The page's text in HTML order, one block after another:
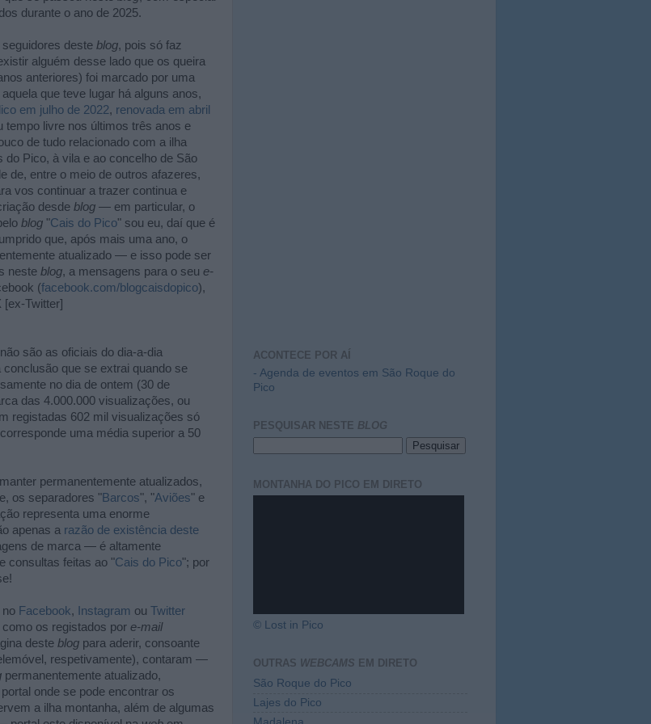
durante o ano de 2025.
deste blog, pois só faz
alguém desse lado que os queira
anteriores) foi marcado por uma
aquela que teve lugar há alguns anos,
em julho de 2022, renovada em abril
tempo livre nos últimos três anos e
de tudo relacionado com a ilha
do Pico, à vila e ao concelho de São
de, entre o meio de outros afazeres,
vos continuar a trazer continua e
desde blog — em particular, o
blog "Cais do Pico" sou eu, daí que é
que, após mais uma ano, o
atualizado — e isso pode ser
neste blog, a mensagens para o seu e-
(facebook.com/blogcaisdopico),
[ex-Twitter]
são as oficiais do dia-a-dia
que se extrai quando se
no dia de ontem (30 de
das 4.000.000 visualizações, ou
registadas 602 mil visualizações só
uma média superior a 50
permanentemente atualizados,
os separadores "Barcos", "Aviões" e
representa uma enorme
apenas a razão de existência deste
de marca — é altamente
consultas feitas ao "Cais do Pico"; por
no Facebook, Instagram ou Twitter
os registados por e-mail
deste blog para aderir, consoante
respetivamente), contaram —
permanentemente atualizado,
onde se pode encontrar os
a ilha montanha, além de algumas
ACONTECE POR AÍ
- Agenda de eventos em São Roque do
Pico
PESQUISAR NESTE BLOG
MONTANHA DO PICO EM DIRETO
© Lost in Pico
OUTRAS WEBCAMS EM DIRETO
São Roque do Pico
Lajes do Pico